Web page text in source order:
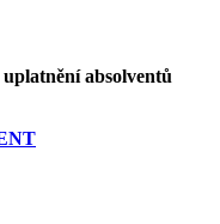
absolventů